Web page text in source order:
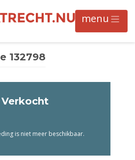
132798
Verkocht
is niet meer beschikbaar.